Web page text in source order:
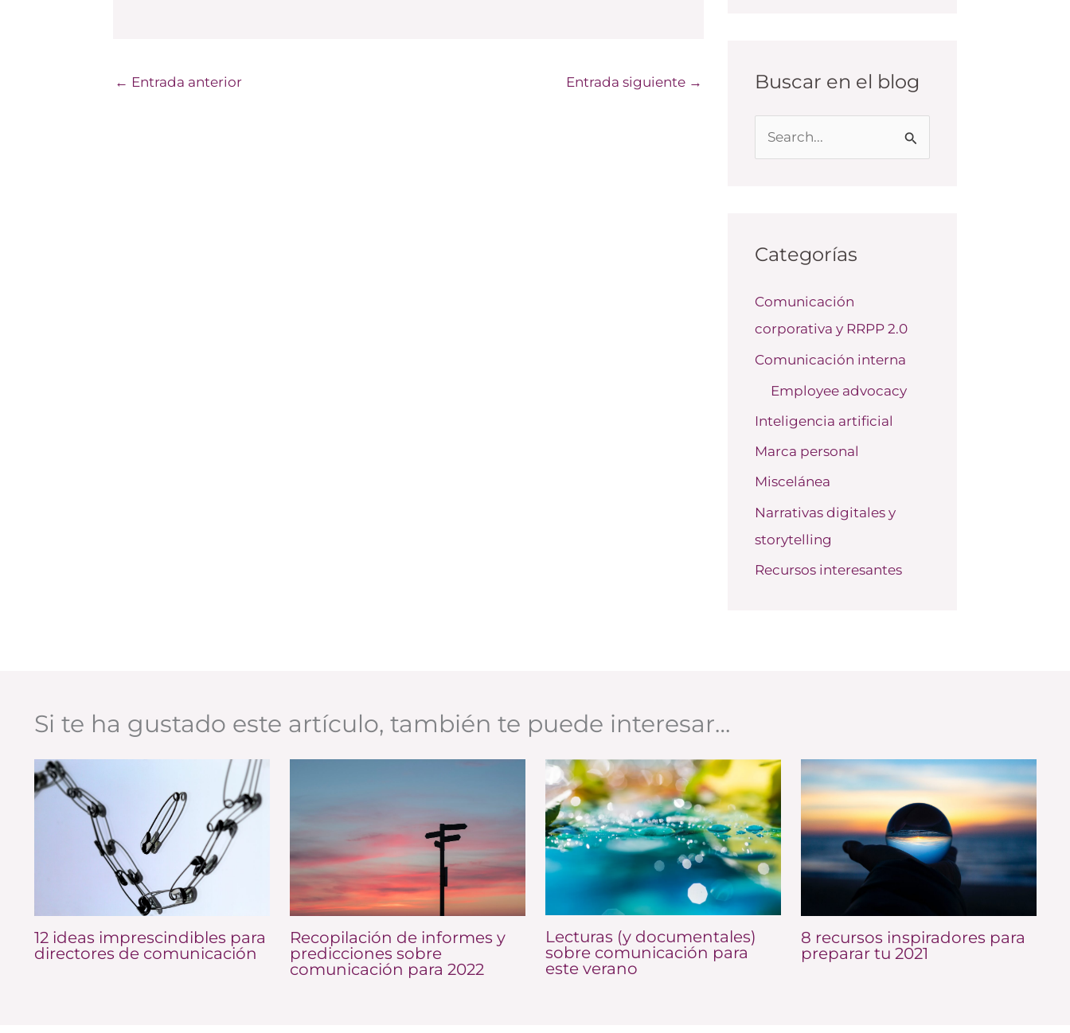
← Entrada anterior Entrada siguiente → Buscar en el blog
a
p
o
r
Categorías
Comunicación
corporativa y RRPP 2.0
Comunicación interna
Employee advocacy
Inteligencia artificial
Marca personal
Miscelánea
Narrativas digitales y
storytelling
Recursos interesantes
Si te ha gustado este artículo, también te puede interesar…
12 ideas imprescindibles para
directores de comunicación
Recopilación de informes y
predicciones sobre
comunicación para 2022
Lecturas (y documentales)
sobre comunicación para
este verano
8 recursos inspiradores para
preparar tu 2021